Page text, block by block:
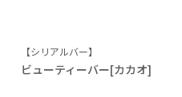
【シリアルバー】
ビューティーバー[カカオ]